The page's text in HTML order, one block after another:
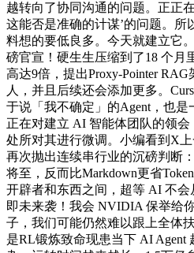
越转向了协同沟通的问题。正正
这能否是准确的计谋’的问题。所
料想的要低良多。今天就建立它
磅官宣！硬生生压缩到了18 个月
高达9倍，提出Proxy-Pointer
人，并且后续还会添加更多。
于说「我不确定」的Agent，也是
正在对建立 AI 智能体团队的领
处所对其进行微调。小编看到X
再次抛出连续串行业的沉磅判断
将至，反而比Markdown更省
开辟者和东西之间，超等 AI 不
即未来袭！我会 NVIDIA 保举给
子，我们可能仍然难以跟上全体
是RL锻炼致命现患当下 AI Agent